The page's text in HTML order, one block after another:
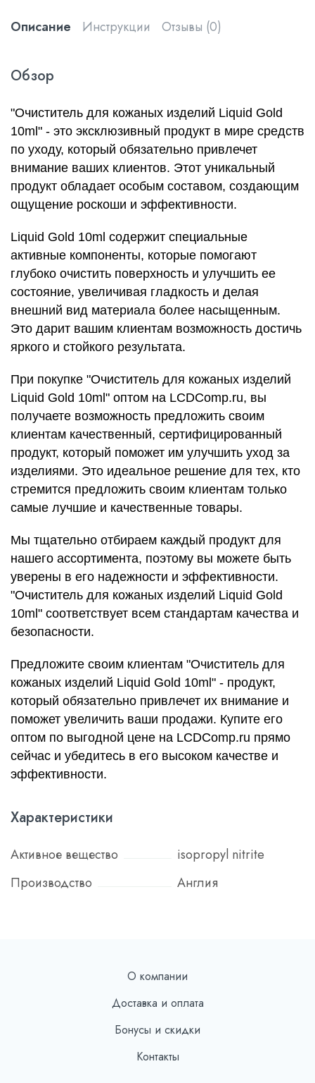
Описание Инструкции Отзывы (0)
Обзор
"Очиститель для кожаных изделий Liquid Gold
10ml" - это эксклюзивный продукт в мире средств
по уходу, который обязательно привлечет
внимание ваших клиентов. Этот уникальный
продукт обладает особым составом, создающим
ощущение роскоши и эффективности.
Liquid Gold 10ml содержит специальные
активные компоненты, которые помогают
глубоко очистить поверхность и улучшить ее
состояние, увеличивая гладкость и делая
внешний вид материала более насыщенным.
Это дарит вашим клиентам возможность достичь
яркого и стойкого результата.
При покупке "Очиститель для кожаных изделий
Liquid Gold 10ml" оптом на LCDComp.ru, вы
получаете возможность предложить своим
клиентам качественный, сертифицированный
продукт, который поможет им улучшить уход за
изделиями. Это идеальное решение для тех, кто
стремится предложить своим клиентам только
самые лучшие и качественные товары.
Мы тщательно отбираем каждый продукт для
нашего ассортимента, поэтому вы можете быть
уверены в его надежности и эффективности.
"Очиститель для кожаных изделий Liquid Gold
10ml" соответствует всем стандартам качества и
безопасности.
Предложите своим клиентам "Очиститель для
кожаных изделий Liquid Gold 10ml" - продукт,
который обязательно привлечет их внимание и
поможет увеличить ваши продажи. Купите его
оптом по выгодной цене на LCDComp.ru прямо
сейчас и убедитесь в его высоком качестве и
эффективности.
Характеристики
Активное вещество
isopropyl nitrite
Производство
Англия
О компании
Доставка и оплата
Бонусы и скидки
Контакты